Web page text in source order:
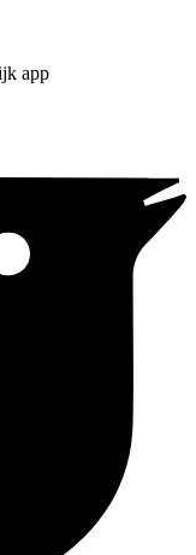
app